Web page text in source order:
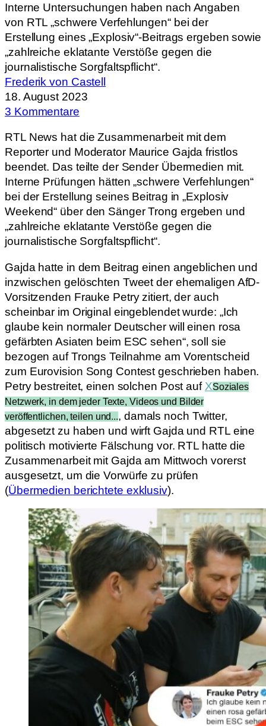
Interne Untersuchungen haben nach Angaben
von RTL „schwere Verfehlungen“ bei der
Erstellung eines „Explosiv“-Beitrags ergeben sowie
„zahlreiche eklatante Verstöße gegen die
journalistische Sorgfaltspflicht“.
Frederik von Castell
18. August 2023
3 Kommentare
RTL News hat die Zusammenarbeit mit dem
Reporter und Moderator Maurice Gajda fristlos
beendet. Das teilte der Sender Übermedien mit.
Interne Prüfungen hätten „schwere Verfehlungen“
bei der Erstellung seines Beitrag in „Explosiv
Weekend“ über den Sänger Trong ergeben und
„zahlreiche eklatante Verstöße gegen die
journalistische Sorgfaltspflicht“.
Gajda hatte in dem Beitrag einen angeblichen und
inzwischen gelöschten Tweet der ehemaligen AfD-
Vorsitzenden Frauke Petry zitiert, der auch
scheinbar im Original eingeblendet wurde: „Ich
glaube kein normaler Deutscher will einen rosa
gefärbten Asiaten beim ESC sehen“, soll sie
bezogen auf Trongs Teilnahme am Vorentscheid
zum Eurovision Song Contest geschrieben haben.
Petry bestreitet, einen solchen Post auf XSoziales
Netzwerk, in dem jeder Texte, Videos und Bilder
veröffentlichen, teilen und..., damals noch Twitter,
abgesetzt zu haben und wirft Gajda und RTL eine
politisch motivierte Fälschung vor. RTL hatte die
Zusammenarbeit mit Gajda am Mittwoch vorerst
ausgesetzt, um die Vorwürfe zu prüfen
(Übermedien berichtete exklusiv).